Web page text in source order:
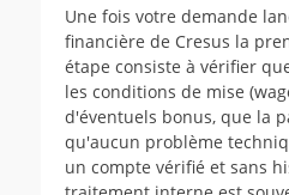
Une fois votre demande
financière de Cresus la
étape consiste à vérifier
les conditions de mise
d'éventuels bonus, que la
qu'aucun problème
un compte vérifié et sans